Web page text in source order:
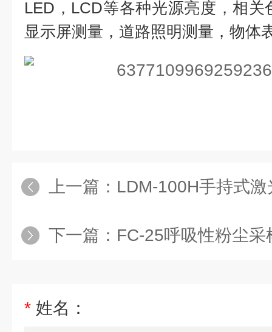
LED，LCD等各种光源亮度，相
显示屏测量，道路照明测量，物体
上一篇： LDM-100H手持式
下一篇： FC-25呼吸性粉尘采
* 姓名：